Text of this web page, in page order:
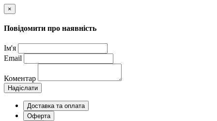
×
Повідомити про наявність
Ім'я
Email
Коментар
Надіслати
Доставка та оплата
Оферта